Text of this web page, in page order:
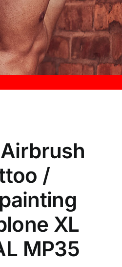
/
XL
MP35